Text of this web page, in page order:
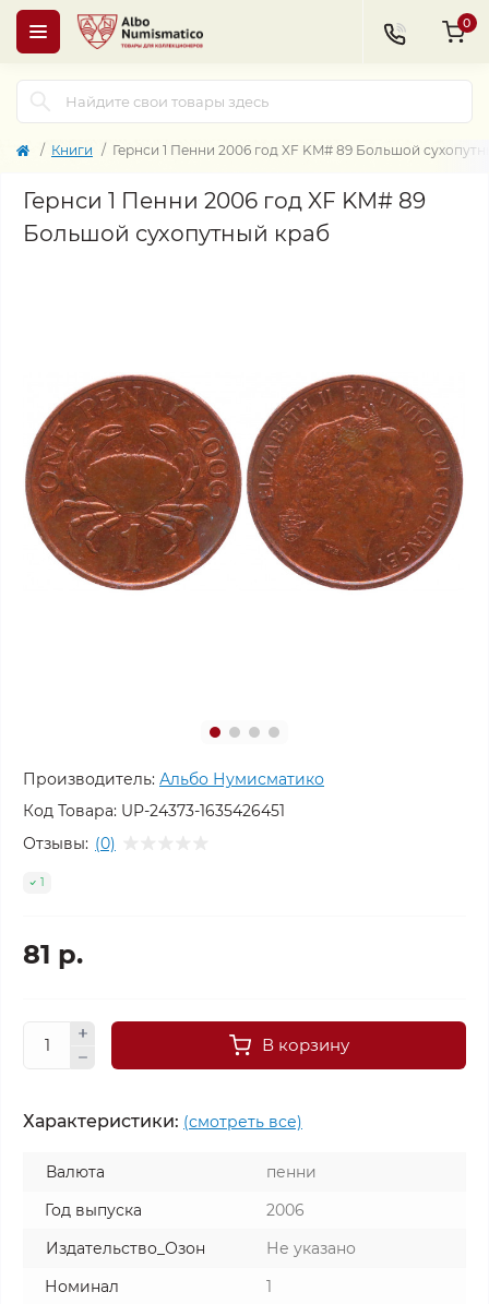
0
Книги Гернси 1 Пенни 2006 год XF KM# 89 Большой
Гернси 1 Пенни 2006 год XF KM# 89
Большой сухопутный краб
Производитель: Альбо Нумисматико
Код Товара: UP-24373-1635426451
Отзывы: (0)
1
81 р.
В корзину
Характеристики: (смотреть все)
Валюта
пенни
Год выпуска
2006
Издательство_Озон
Не указано
Номинал
1